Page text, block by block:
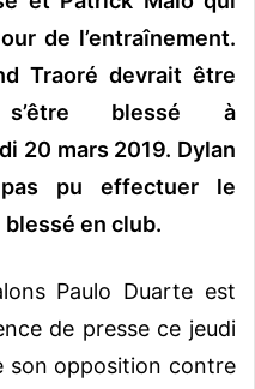
de l’entraînement.
Traoré devrait être
s’être blessé à
20 mars 2019. Dylan
pas pu effectuer le
blessé en club.
Paulo Duarte est
de presse ce jeudi
son opposition contre